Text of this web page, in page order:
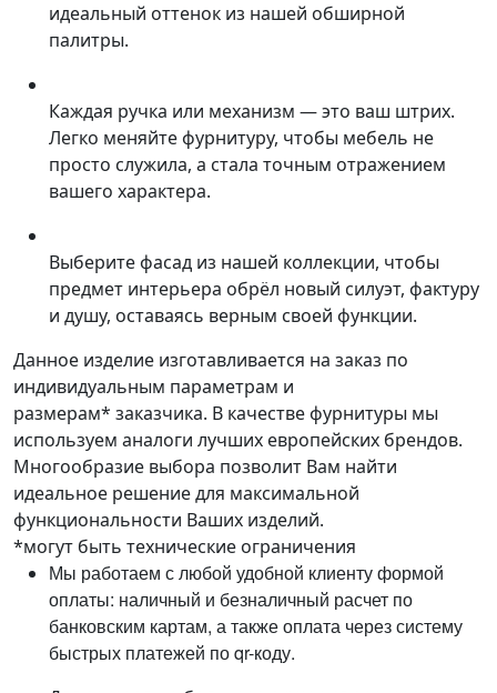
идеальный оттенок из нашей обширной
палитры.
Каждая ручка или механизм — это ваш штрих.
Легко меняйте фурнитуру, чтобы мебель не
просто служила, а стала точным отражением
вашего характера.
Выберите фасад из нашей коллекции, чтобы
предмет интерьера обрёл новый силуэт, фактуру
и душу, оставаясь верным своей функции.
Данное изделие изготавливается на заказ по
индивидуальным параметрам и
размерам* заказчика. В качестве фурнитуры мы
используем аналоги лучших европейских брендов.
Многообразие выбора позволит Вам найти
идеальное решение для максимальной
функциональности Ваших изделий.
*могут быть технические ограничения
Мы работаем с любой удобной клиенту формой
оплаты: наличный и безналичный расчет по
банковским картам, а также оплата через систему
быстрых платежей по qr-коду.